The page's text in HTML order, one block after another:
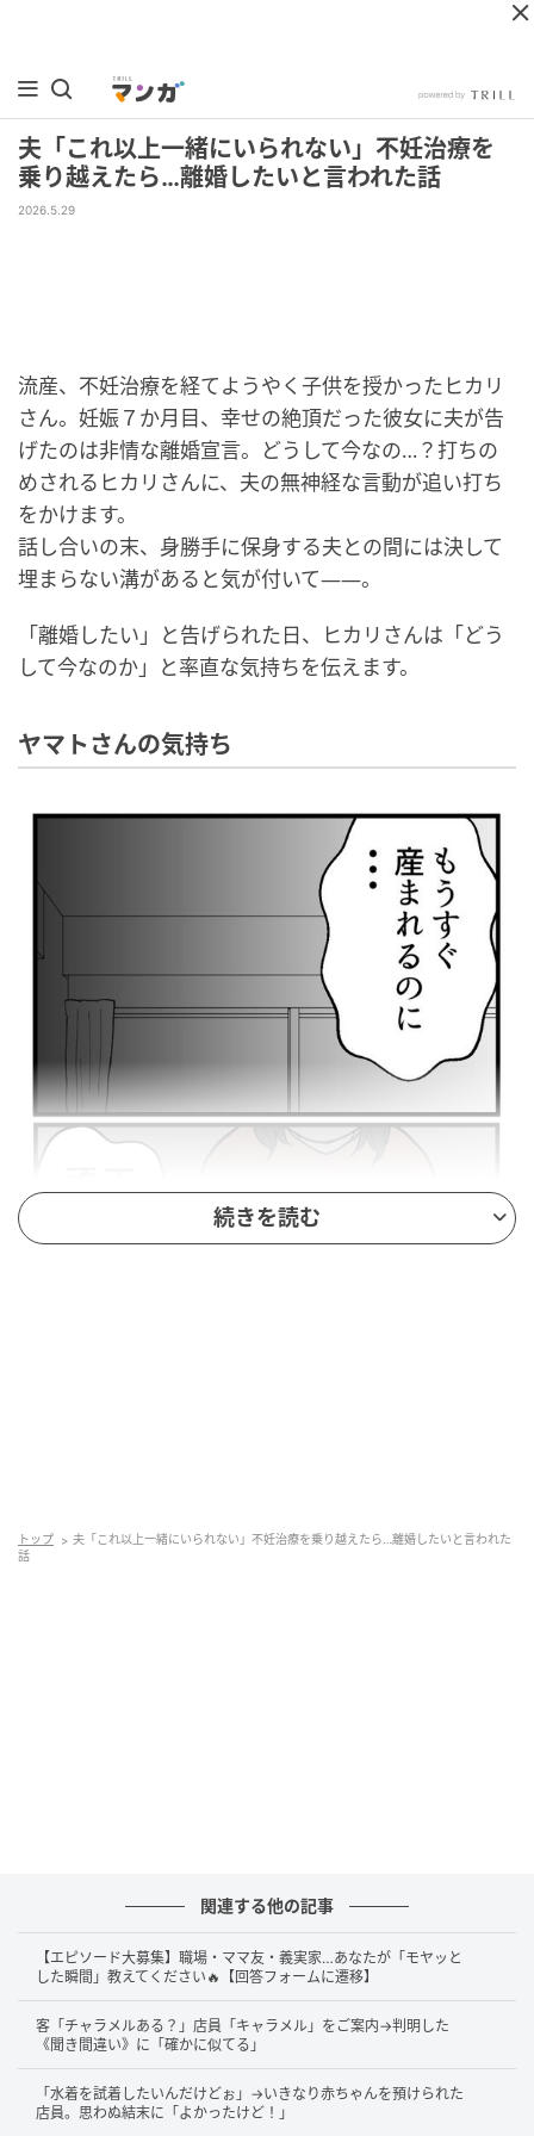
夫「これ以上一緒にいられない」不妊治療を
乗り越えたら…離婚したいと言われた話
2026.5.29
流産、不妊治療を経てようやく子供を授かったヒカリ
さん。妊娠７か月目、幸せの絶頂だった彼女に夫が告
げたのは非情な離婚宣言。どうして今なの…？打ちの
めされるヒカリさんに、夫の無神経な言動が追い打ち
をかけます。
話し合いの末、身勝手に保身する夫との間には決して
埋まらない溝があると気が付いて――。
「離婚したい」と告げられた日、ヒカリさんは「どう
して今なのか」と率直な気持ちを伝えます。
ヤマトさんの気持ち
続きを読む
トップ
夫「これ以上一緒にいられない」不妊治療を乗り越えたら…離婚したいと言われた
話
関連する他の記事
【エピソード大募集】職場・ママ友・義実家…あなたが「モヤッと
した瞬間」教えてください🔥【回答フォームに遷移】
客「チャラメルある？」店員「キャラメル」をご案内→判明した
《聞き間違い》に「確かに似てる」
「水着を試着したいんだけどぉ」→いきなり赤ちゃんを預けられた
店員。思わぬ結末に「よかったけど！」